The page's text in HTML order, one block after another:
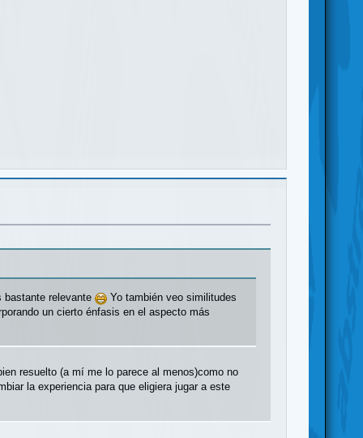
bastante relevante
Yo también veo similitudes
un cierto énfasis en el aspecto más
resuelto (a mí me lo parece al menos)como no
la experiencia para que eligiera jugar a este